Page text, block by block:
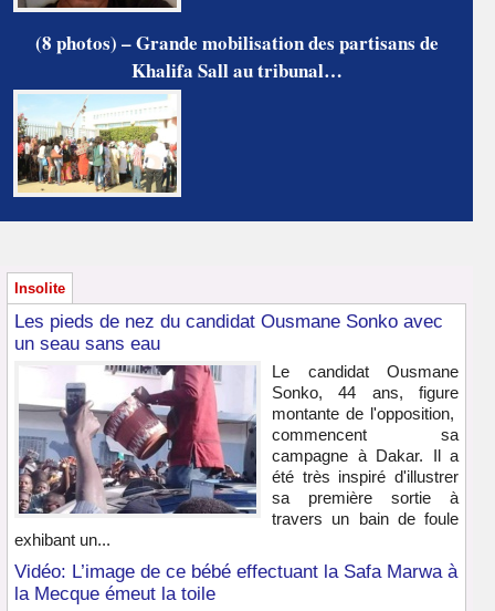
(8 photos) – Grande mobilisation des partisans de
Khalifa Sall au tribunal…
Insolite
Les pieds de nez du candidat Ousmane Sonko avec
un seau sans eau
Le candidat Ousmane
Sonko, 44 ans, figure
montante de l'opposition,
commencent sa
campagne à Dakar. Il a
été très inspiré d'illustrer
sa première sortie à
travers un bain de foule
exhibant un...
Vidéo: L’image de ce bébé effectuant la Safa Marwa à
la Mecque émeut la toile